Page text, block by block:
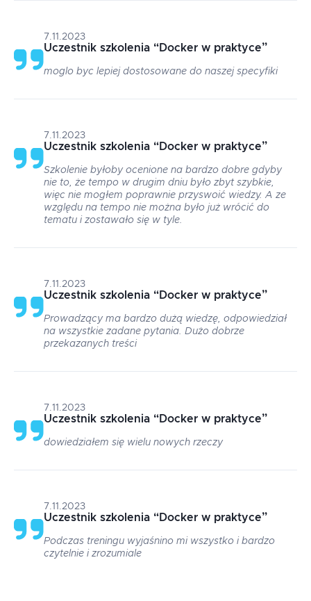
7.11.2023
Uczestnik szkolenia “Docker w praktyce”
moglo byc lepiej dostosowane do naszej specyfiki
7.11.2023
Uczestnik szkolenia “Docker w praktyce”
Szkolenie byłoby ocenione na bardzo dobre gdyby
nie to, że tempo w drugim dniu było zbyt szybkie,
więc nie mogłem poprawnie przyswoić wiedzy. A ze
względu na tempo nie można było już wrócić do
tematu i zostawało się w tyle.
7.11.2023
Uczestnik szkolenia “Docker w praktyce”
Prowadzący ma bardzo dużą wiedzę, odpowiedział
na wszystkie zadane pytania. Dużo dobrze
przekazanych treści
7.11.2023
Uczestnik szkolenia “Docker w praktyce”
dowiedziałem się wielu nowych rzeczy
7.11.2023
Uczestnik szkolenia “Docker w praktyce”
Podczas treningu wyjaśnino mi wszystko i bardzo
czytelnie i zrozumiale